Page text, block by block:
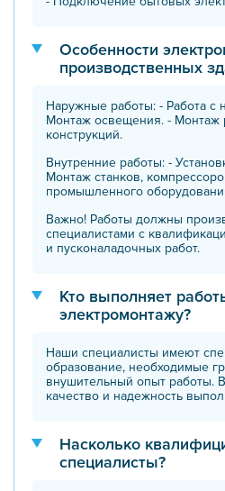
Особенности
производственных
Наружные работы: - Работа с
Монтаж освещения. - Монтаж
конструкций.
Внутренние работы: -
Монтаж станков,
промышленного
Важно! Работы должны
специалистами с
и пусконаладочных работ.
Кто выполняет
электромонтажу?
Наши специалисты имеют
образование, необходимые
внушительный опыт работы.
качество и надежность
Насколько
специалисты?